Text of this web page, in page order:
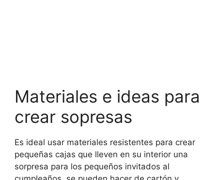
Materiales e ideas para
crear sopresas
Es ideal usar materiales resistentes para crear
pequeñas cajas que lleven en su interior una
sorpresa para los pequeños invitados al